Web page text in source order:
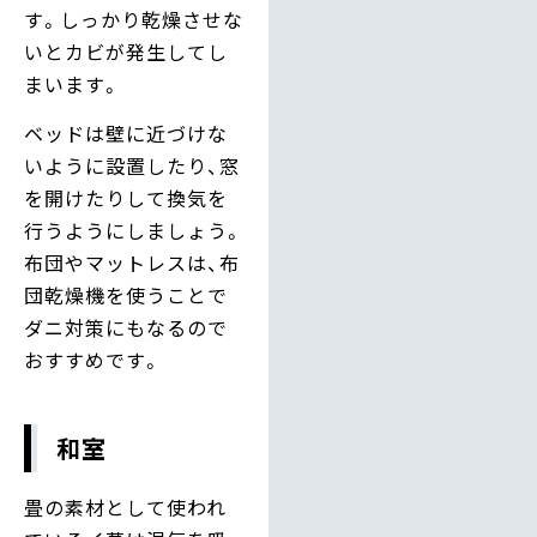
す。しっかり乾燥させな
いとカビが発生してし
まいます。
ベッドは壁に近づけな
いように設置したり、窓
を開けたりして換気を
行うようにしましょう。
布団やマットレスは、布
団乾燥機を使うことで
ダニ対策にもなるので
おすすめです。
和室
畳の素材として使われ